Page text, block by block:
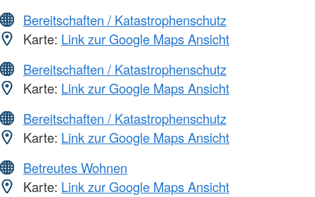
Bereitschaften / Katastrophenschutz
Karte: Link zur Google Maps Ansicht
Bereitschaften / Katastrophenschutz
Karte: Link zur Google Maps Ansicht
Bereitschaften / Katastrophenschutz
Karte: Link zur Google Maps Ansicht
Betreutes Wohnen
Karte: Link zur Google Maps Ansicht